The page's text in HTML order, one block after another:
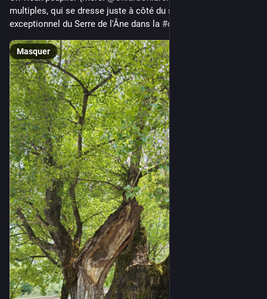
multiples, qui se dresse juste à côté du site géologique
exceptionnel du Serre de l'Âne dans la #drome
Masquer